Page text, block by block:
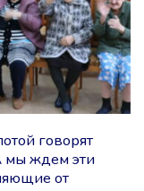
говорят
мы ждем эти
от